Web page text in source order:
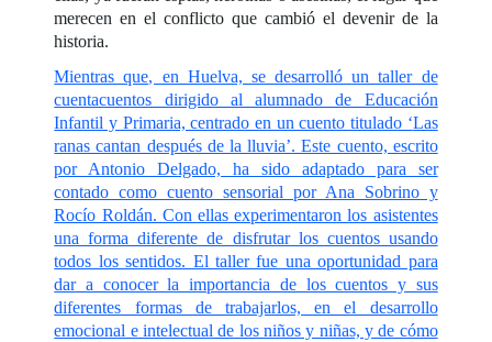
merecen en el conflicto que cambió el devenir de la
historia.
Mientras que, en Huelva, se desarrollóun taller de
cuentacuentos dirigido al alumnado de Educación
Infantil y Primaria, centrado en un cuento titulado ‘Las
ranas cantan después de la lluvia’. Este cuento, escrito
por Antonio Delgado, ha sido adaptado para ser
contado como cuento sensorial por Ana Sobrino y
Rocío Roldán. Con ellas experimentaron los asistentes
una forma diferente de disfrutar los cuentos usando
todos los sentidos. El taller fue una oportunidad para
dar a conocer la importancia de los cuentos y sus
diferentes formas de trabajarlos, en el desarrollo
emocional e intelectual de los niños y niñas, y de cómo